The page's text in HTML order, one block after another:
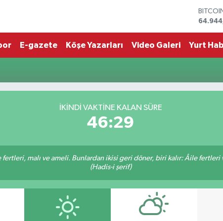
47,7436
GRAM
E-gazete Köşe Yazarları Video Galeri Yurt
İKINDI VAKTINE KALAN SÜRE
46:28
malı ve ameli. Bunlardan ikisi geri döner, biri kalır: Âile fertleri
(Hadis-i şerif)